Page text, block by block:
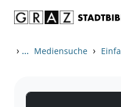
› ... Mediensuche ›